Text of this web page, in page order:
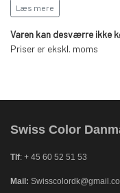
resulterer i stedet i
Ideel til subtil
Læs mere
Varen kan desværre ikke
Priser er ekskl. moms
Swiss Color
Tlf: + 45 60 52 51 53
Mail: